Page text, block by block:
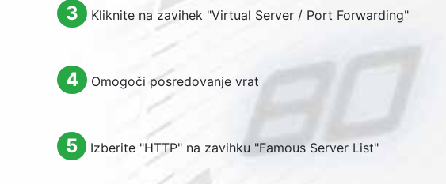
3 Kliknite na zavihek "Virtual Server / Port Forwarding"
4 Omogoči posredovanje vrat
5 Izberite "HTTP" na zavihku "Famous Server List"